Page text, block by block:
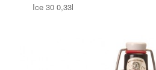
Ice 30 0,33l